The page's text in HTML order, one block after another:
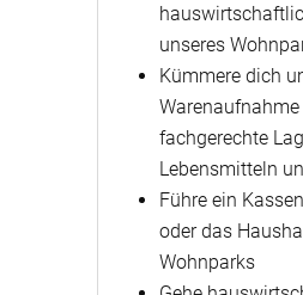
unseres
Kümmere dich
fachgerechte
Lebensmitteln
Führe ein
oder das
Wohnparks